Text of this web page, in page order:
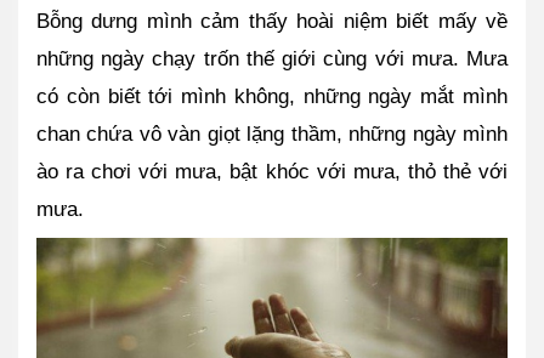
Bỗng dưng mình cảm thấy hoài niệm biết mấy về
những ngày chạy trốn thế giới cùng với mưa. Mưa
có còn biết tới mình không, những ngày mắt mình
chan chứa vô vàn giọt lặng thầm, những ngày mình
ào ra chơi với mưa, bật khóc với mưa, thỏ thẻ với
mưa.